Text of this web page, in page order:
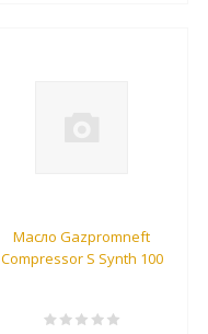
Масло Gazpromneft
Compressor S Synth 100